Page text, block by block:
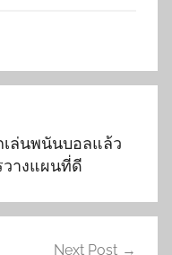
เล่นพนันบอลแล้ว
างแผนที่ดี
Next Post